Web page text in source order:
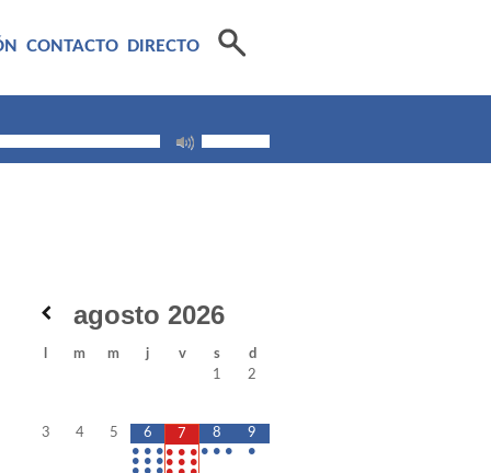
CONTACTO DIRECTO
agosto 2026
m m j v s
d
1
2
3 4 5
6
• • •
• • •
7
• • •
• • •
8
• • •
9
•